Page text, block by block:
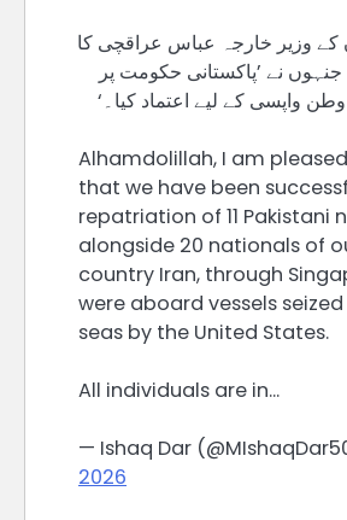
کے وزیر خارجہ عباس عراقچی کا
جنہوں نے ’پاکستانی حکومت پر
وطن واپسی کے لیے اعتماد کیا۔‘
Alhamdolillah, I am
that we have been
repatriation of 11 Pakistani
alongside 20 nationals of
country Iran, through
were aboard vessels
seas by the United States.
All individuals are in…
— Ishaq Dar
2026